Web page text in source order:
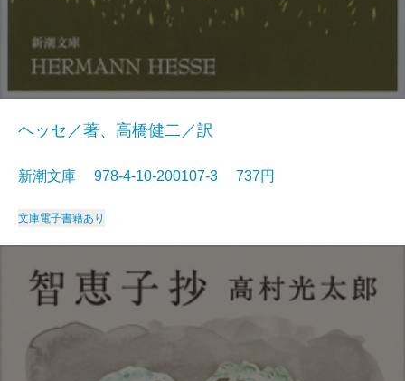
ヘッセ／著、高橋健二／訳
新潮文庫 978-4-10-200107-3 737円
文庫電子書籍あり